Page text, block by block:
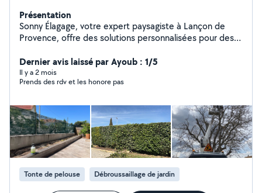
Présentation
Sonny Élagage, votre expert paysagiste à Lançon de
Provence, offre des solutions personnalisées pour des
spécialisé et notre savoir-faire.
Dernier avis laissé par Ayoub : 1/5
Il y a 2 mois
Prends des rdv et les honore pas
Tonte de pelouse Débroussaillage de jardin